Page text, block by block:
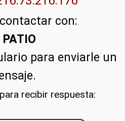
con:
PATIO
para enviarle un
recibir respuesta: